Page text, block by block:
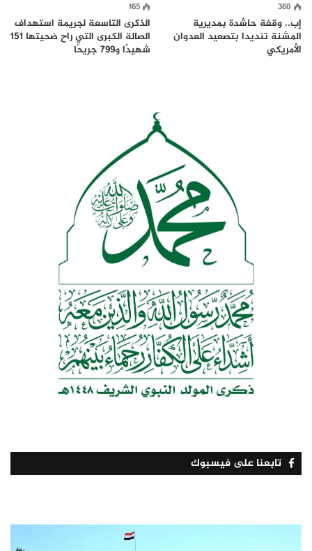
360
إب.. وقفة حاشدة بمديرية
المشنة تنديدا بتصعيد العدوان
الأمريكي
165
الذكرى التاسعة لجريمة استهداف
الصالة الكبرى التي راح ضحيتها 151
شهيدًا و799 جريحًا
تابعنا على فيسبوك